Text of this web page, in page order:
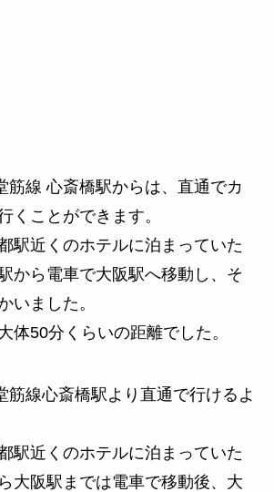
筋線 心斎橋駅からは、直通でカ
くことができます。
駅近くのホテルに泊まっていた
から電車で大阪駅へ移動し、そ
いました。
体50分くらいの距離でした。
筋線心斎橋駅より直通で行けるよ
駅近くのホテルに泊まっていた
大阪駅までは電車で移動後、大